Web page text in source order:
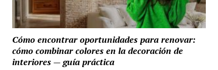
Cómo encontrar oportunidades para renovar:
cómo combinar colores en la decoración de
interiores — guía práctica